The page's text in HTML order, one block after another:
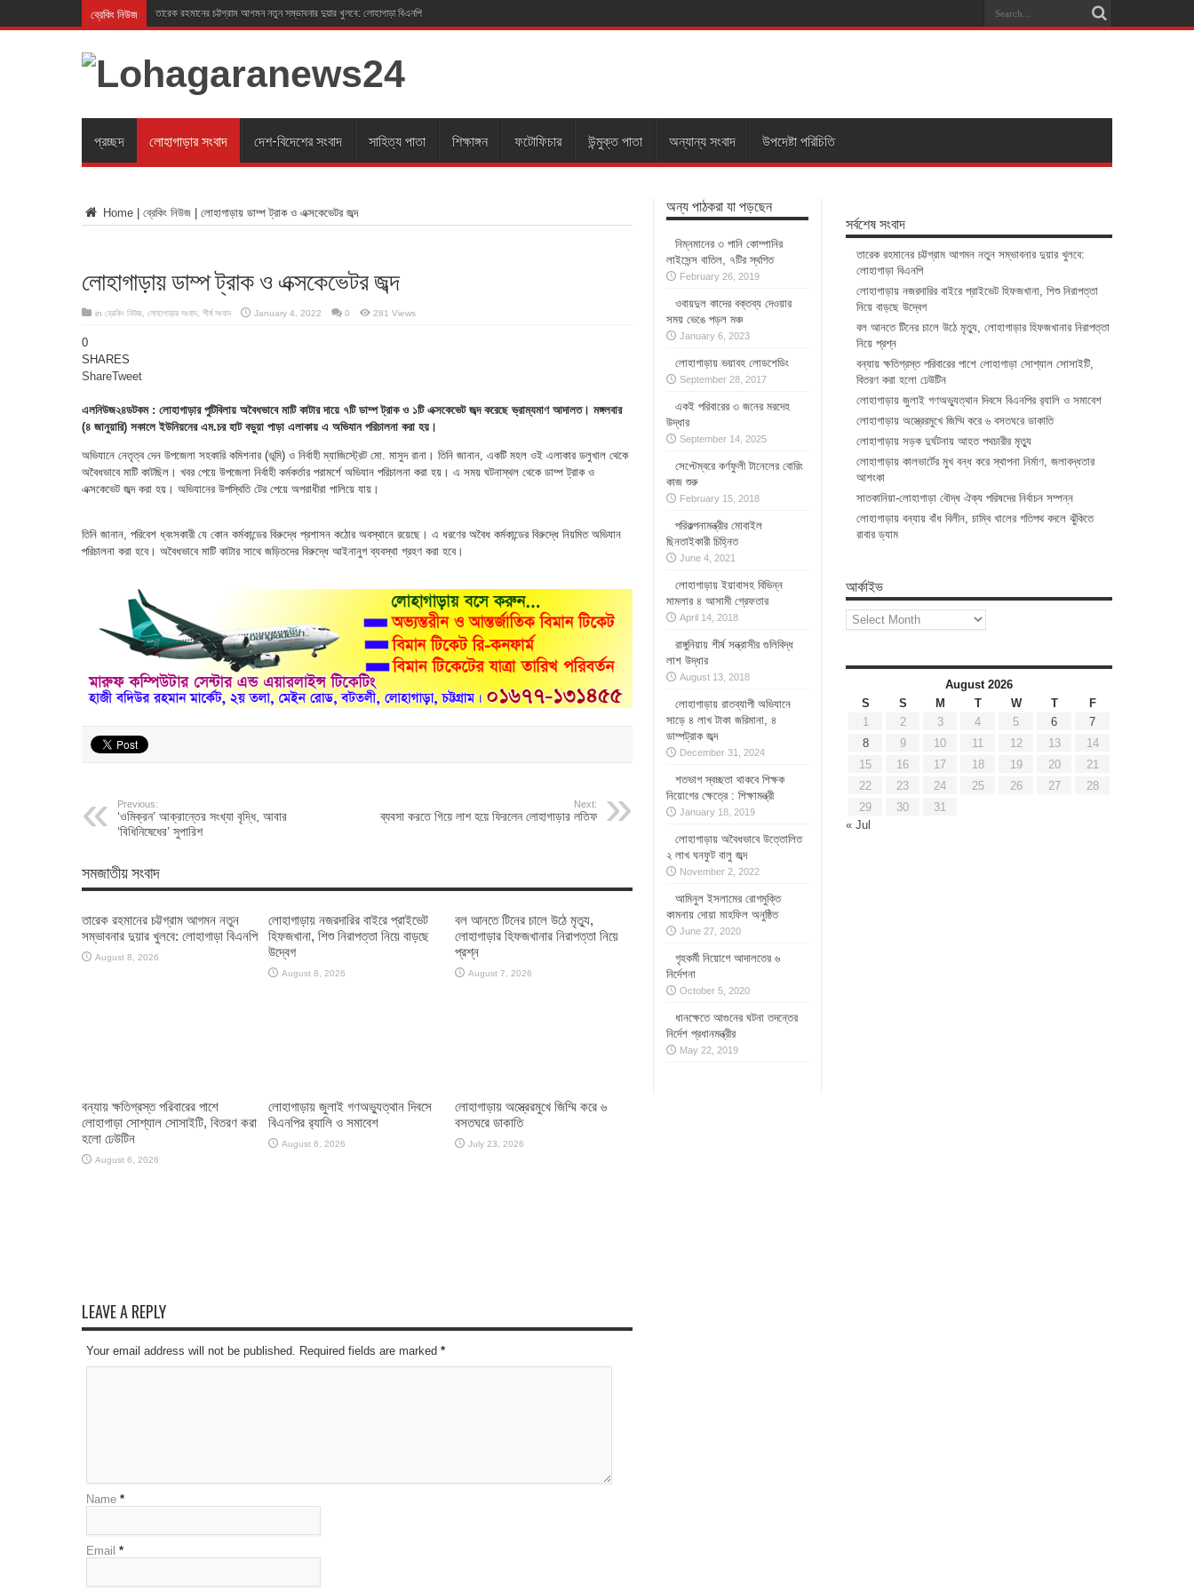
ব্রেকিং নিউজ তারেক রহমানের চট্টগ্রাম আগমন নতুন সম্ভাবনার দুয়ার খুলবে: লোহাগাড়া বিএনপি
প্রচ্ছদ লোহাগাড়ার সংবাদ দেশ-বিদেশের সংবাদ সাহিত্য পাতা শিক্ষাঙ্গন ফটোফিচার উন্মুক্ত পাতা অন্যান্য সংবাদ উপদেষ্টা পরিচিতি
Home ব্রেকিং নিউজ লোহাগাড়ায় ডাম্প ট্রাক ও এক্সকেভেটর জব্দ
লোহাগাড়ায় ডাম্প ট্রাক ও এক্সকেভেটর জব্দ
in ব্রেকিং নিউজ লোহাগাড়ার সংবাদ শীর্ষ সংবাদ January 4, 2022 0 281 Views
0
SHARES
ShareTweet
এলনিউজ২৪ডটকম : লোহাগাড়ার পুটিবিলায় অবৈধভাবে মাটি কাটার দায়ে ৭টি ডাম্প ট্রাক ও ১টি এক্সকেভেট জব্দ করেছে ভ্রাম্যমাণ আদালত। মঙ্গলবার
(৪ জানুয়ারি) সকালে ইউনিয়নের এম.চর হাট বড়ুয়া পাড়া এলাকায় এ অভিযান পরিচালনা করা হয়।
অভিযানে নেতৃত্ব দেন উপজেলা সহকারি কমিশনার (ভূমি) ও নির্বাহী ম্যাজিস্ট্রেট মো. মাসুদ রানা। তিনি জানান, একটি মহল ওই এলাকার ডলুখাল থেকে
অবৈধভাবে মাটি কাটছিল। খবর পেয়ে উপজেলা নির্বাহী কর্মকর্তার পরামর্শে অভিযান পরিচালনা করা হয়। এ সময় ঘটনাস্থল থেকে ডাম্প ট্রাক ও
এক্সকেভেট জব্দ করা হয়। অভিযানের উপস্থিতি টের পেয়ে অপরাধীরা পালিয়ে যায়।
তিনি জানান, পরিবেশ ধ্বংসকারী যে কোন কর্মকান্ডের বিরুদ্ধে প্রশাসন কঠোর অবস্থানে রয়েছে। এ ধরণের অবৈধ কর্মকান্ডের বিরুদ্ধে নিয়মিত অভিযান
পরিচালনা করা হবে। অবৈধভাবে মাটি কাটার সাথে জড়িতদের বিরুদ্ধে আইনানুগ ব্যবস্থা গ্রহণ করা হবে।
Previous:
‘ওমিক্রন’ আক্রান্তের সংখ্যা বৃদ্ধি, আবার
‘বিধিনিষেধের’ সুপারিশ
Next:
ব্যবসা করতে গিয়ে লাশ হয়ে ফিরলেন লোহাগাড়ার লতিফ
সমজাতীয় সংবাদ
তারেক রহমানের চট্টগ্রাম আগমন নতুন
সম্ভাবনার দুয়ার খুলবে: লোহাগাড়া বিএনপি
August 8, 2026
লোহাগাড়ায় নজরদারির বাইরে প্রাইভেট
হিফজখানা, শিশু নিরাপত্তা নিয়ে বাড়ছে
উদ্বেগ
August 8, 2026
বল আনতে টিনের চালে উঠে মৃত্যু,
লোহাগাড়ার হিফজখানার নিরাপত্তা নিয়ে
প্রশ্ন
August 7, 2026
বন্যায় ক্ষতিগ্রস্ত পরিবারের পাশে
লোহাগাড়া সোশ্যাল সোসাইটি, বিতরণ করা
হলো ঢেউটিন
August 6, 2026
লোহাগাড়ায় জুলাই গণঅভ্যুত্থান দিবসে
বিএনপির র‌্যালি ও সমাবেশ
August 6, 2026
লোহাগাড়ায় অস্ত্রেরমুখে জিম্মি করে ৬
বসতঘরে ডাকাতি
July 23, 2026
LEAVE A REPLY
Your email address will not be published. Required fields are marked *
Name *
Email *
অন্য পাঠকরা যা পড়ছেন
নিম্নমানের ৩ পানি কোম্পানির
লাইসেন্স বাতিল, ৭টির স্থগিত
February 26, 2019
ওবায়দুল কাদের বক্তব্য দেওয়ার
সময় ভেঙে পড়ল মঞ্চ
January 6, 2023
লোহাগাড়ায় ভয়াবহ লোডশেডিং
September 28, 2017
একই পরিবারের ৩ জনের মরদেহ
উদ্ধার
September 14, 2025
সেপ্টেম্বরে কর্ণফুলী টানেলের বোরিং
কাজ শুরু
February 15, 2018
পরিকল্পনামন্ত্রীর মোবাইল
ছিনতাইকারী চিহ্নিত
June 4, 2021
লোহাগাড়ায় ইয়াবাসহ বিভিন্ন
মামলার ৪ আসামী গ্রেফতার
April 14, 2018
রাঙ্গুনিয়ায় শীর্ষ সন্ত্রাসীর গুলিবিদ্ধ
লাশ উদ্ধার
August 13, 2018
লোহাগাড়ায় রাতব্যাপী অভিযানে
সাড়ে ৪ লাখ টাকা জরিমানা, ৪
ডাম্পট্রাক জব্দ
December 31, 2024
শতভাগ স্বচ্ছতা থাকবে শিক্ষক
নিয়োগের ক্ষেত্রে : শিক্ষামন্ত্রী
January 18, 2019
লোহাগাড়ায় অবৈধভাবে উত্তোলিত
২ লাখ ঘনফুট বালু জব্দ
November 2, 2022
আমিনুল ইসলামের রোগমুক্তি
কামনায় দোয়া মাহফিল অনুষ্ঠিত
June 27, 2020
গৃহকর্মী নিয়োগে আদালতের ৬
নির্দেশনা
October 5, 2020
ধানক্ষেতে আগুনের ঘটনা তদন্তের
নির্দেশ প্রধানমন্ত্রীর
May 22, 2019
সর্বশেষ সংবাদ
তারেক রহমানের চট্টগ্রাম আগমন নতুন সম্ভাবনার দুয়ার খুলবে:
লোহাগাড়া বিএনপি
লোহাগাড়ায় নজরদারির বাইরে প্রাইভেট হিফজখানা, শিশু নিরাপত্তা
নিয়ে বাড়ছে উদ্বেগ
বল আনতে টিনের চালে উঠে মৃত্যু, লোহাগাড়ার হিফজখানার নিরাপত্তা
নিয়ে প্রশ্ন
বন্যায় ক্ষতিগ্রস্ত পরিবারের পাশে লোহাগাড়া সোশ্যাল সোসাইটি,
বিতরণ করা হলো ঢেউটিন
লোহাগাড়ায় জুলাই গণঅভ্যুত্থান দিবসে বিএনপির র‌্যালি ও সমাবেশ
লোহাগাড়ায় অস্ত্রেরমুখে জিম্মি করে ৬ বসতঘরে ডাকাতি
লোহাগাড়ায় সড়ক দুর্ঘটনায় আহত পথচারীর মৃত্যু
লোহাগাড়ায় কালভার্টের মুখ বন্ধ করে স্থাপনা নির্মাণ, জলাবদ্ধতার
আশংকা
সাতকানিয়া-লোহাগাড়া বৌদ্ধ ঐক্য পরিষদের নির্বাচন সম্পন্ন
লোহাগাড়ায় বন্যায় বাঁধ বিলীন, চাম্বি খালের গতিপথ বদলে ঝুঁকিতে
রাবার ড্যাম
আর্কাইভ
আর্কাইভ
August 2026
S
S M T W T
F
1
2 3 4 5 6
7
8
9 10 11 12 13
14
15
16 17 18 19 20
21
22
23 24 25 26 27
28
29
30
31
« Jul